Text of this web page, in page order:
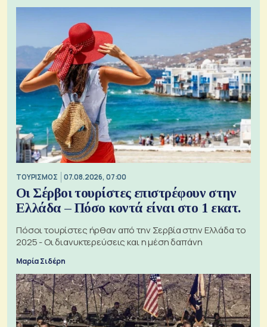
ΤΟΥΡΙΣΜΟΣ 07.08.2026, 07:00
Οι Σέρβοι τουρίστες επιστρέφουν στην
Ελλάδα – Πόσο κοντά είναι στο 1 εκατ.
Πόσοι τουρίστες ήρθαν από την Σερβία στην Ελλάδα το
2025 - Οι διανυκτερεύσεις και η μέση δαπάνη
Μαρία Σιδέρη